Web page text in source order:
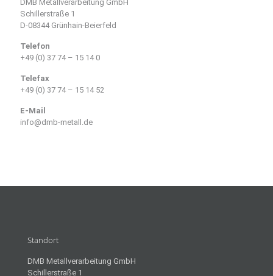
DMB Metallverarbeitung GmbH
Schillerstraße 1
D-08344 Grünhain-Beierfeld
Telefon
+49 (0) 37 74 – 15 14 0
Telefax
+49 (0) 37 74 – 15 14 52
E-Mail
info@dmb-metall.de
Standort
DMB Metallverarbeitung GmbH
Schillerstraße 1